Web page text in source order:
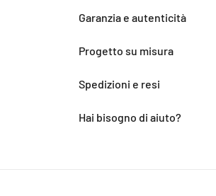
Garanzia e autenticità
Progetto su misura
Spedizioni e resi
Hai bisogno di aiuto?